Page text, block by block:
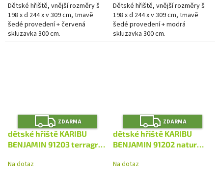
Dětské hřiště, vnější rozměry š
198 x d 244 x v 309 cm, tmavě
šedé provedení + červená
skluzavka 300 cm.
Dětské hřiště, vnější rozměry š
198 x d 244 x v 309 cm, tmavě
šedé provedení + modrá
skluzavka 300 cm.
Z
D
A
R
M
ZDARMA
dětské hřiště KARIBU
BENJAMIN 91203 terragrau
Na dotaz
Z
D
A
R
M
ZDARMA
dětské hřiště KARIBU
BENJAMIN 91202 natur
Na dotaz